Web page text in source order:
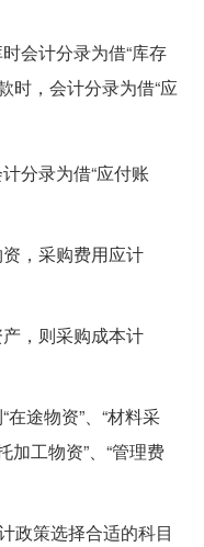
会计分录为借“库存
时，会计分录为借“应
分录为借“应付账
，采购费用应计
，则采购成本计
途物资”、“材料采
加工物资”、“管理费
政策选择合适的科目